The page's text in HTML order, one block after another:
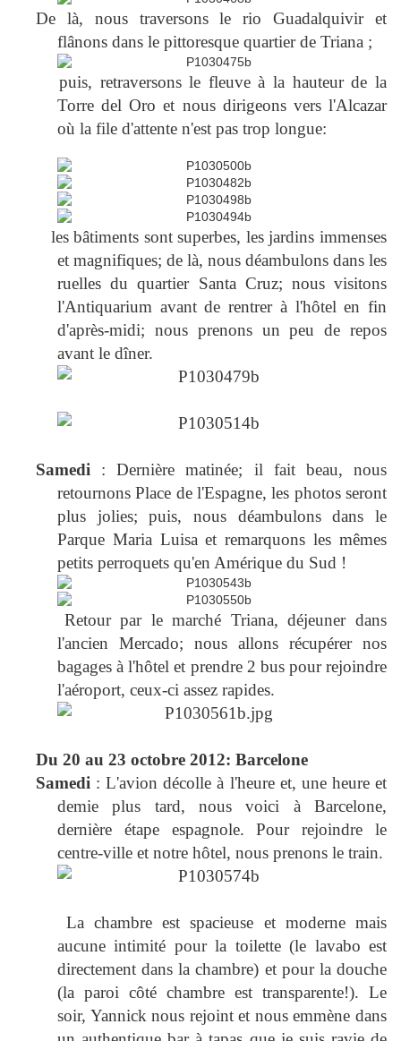
De là, nous traversons le rio Guadalquivir et
flânons dans le pittoresque quartier de Triana ;
puis, retraversons le fleuve à la hauteur de la
Torre del Oro et nous dirigeons vers l'Alcazar
où la file d'attente n'est pas trop longue:
les bâtiments sont superbes, les jardins immenses
et magnifiques; de là, nous déambulons dans les
ruelles du quartier Santa Cruz; nous visitons
l'Antiquarium avant de rentrer à l'hôtel en fin
d'après-midi; nous prenons un peu de repos
avant le dîner.
Samedi : Dernière matinée; il fait beau, nous
retournons Place de l'Espagne, les photos seront
plus jolies; puis, nous déambulons dans le
Parque Maria Luisa et remarquons les mêmes
petits perroquets qu'en Amérique du Sud !
Retour par le marché Triana, déjeuner dans
l'ancien Mercado; nous allons récupérer nos
bagages à l'hôtel et prendre 2 bus pour rejoindre
l'aéroport, ceux-ci assez rapides.
Du 20 au 23 octobre 2012: Barcelone
Samedi : L'avion décolle à l'heure et, une heure et
demie plus tard, nous voici à Barcelone,
dernière étape espagnole. Pour rejoindre le
centre-ville et notre hôtel, nous prenons le train.
La chambre est spacieuse et moderne mais
aucune intimité pour la toilette (le lavabo est
directement dans la chambre) et pour la douche
(la paroi côté chambre est transparente!). Le
soir, Yannick nous rejoint et nous emmène dans